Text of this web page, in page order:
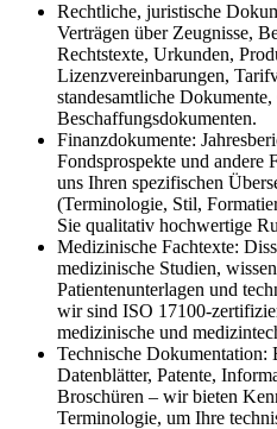
Rechtliche, juristische
Verträgen über Zeugnisse,
Rechtstexte, Urkunden,
Lizenzvereinbarungen,
standesamtliche
Beschaffungsdokumenten.
Finanzdokumente:
Fondsprospekte und andere
uns Ihren spezifischen
(Terminologie, Stil,
Sie qualitativ hochwertige
Medizinische Fachtexte:
medizinische Studien,
Patientenunterlagen und
wir sind ISO 17100-
medizinische und
Technische Dokumentation:
Datenblätter, Patente,
Broschüren – wir bieten
Terminologie, um Ihre